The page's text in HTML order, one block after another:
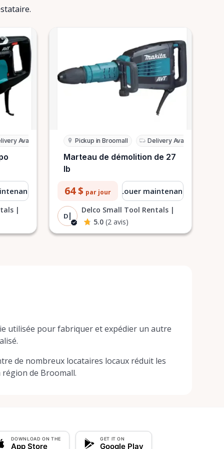
Available
|
Marteau de démolition de 27
lb
Pickup in Broomall Delivery Available
64 $ par jour Louer maintenant
D|
Delco Small Tool Rentals |
5.0 (2 avis)
utilisée pour fabriquer et expédier un autre
de nombreux locataires locaux réduit les
de Broomall.
DOWNLOAD ON THE
App Store
GET IT ON
Google Play